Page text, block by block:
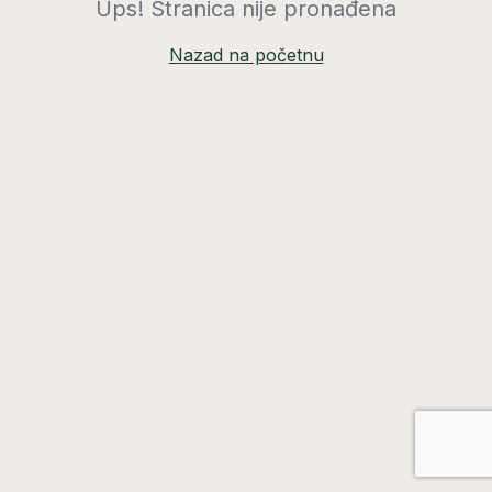
Ups! Stranica nije pronađena
Nazad na početnu